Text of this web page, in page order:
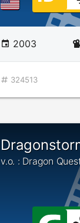
2003
324513
v.o. : Dragon